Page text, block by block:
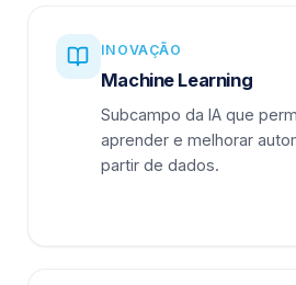
INOVAÇÃO
Machine Learning
Subcampo da IA que
aprender e melhorar
partir de dados.